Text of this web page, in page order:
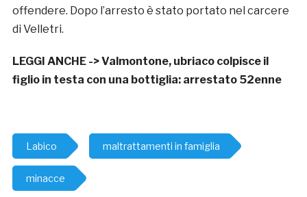
offendere. Dopo l’arresto è stato portato nel carcere
di Velletri.
LEGGI ANCHE ->Valmontone, ubriaco colpisce il
figlio in testa con una bottiglia: arrestato 52enne
Labico maltrattamenti in famiglia
minacce